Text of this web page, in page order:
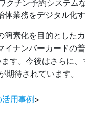
素化を目的とした
イナンバーカード
す。今後はさらに
待されています。
用事例>